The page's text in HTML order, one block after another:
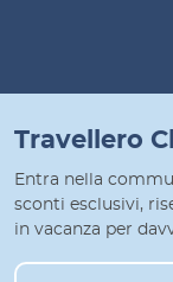
Travellero
Entra nella
sconti esclusivi,
in vacanza per